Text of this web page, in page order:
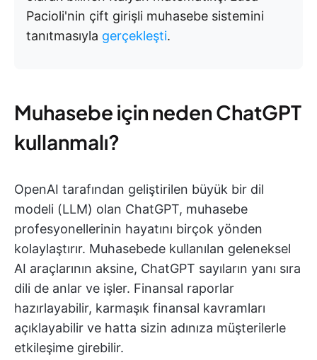
Pacioli'nin çift girişli muhasebe sistemini
tanıtmasıyla gerçekleşti.
Muhasebe için neden ChatGPT
kullanmalı?
OpenAI tarafından geliştirilen büyük bir dil
modeli (LLM) olan ChatGPT, muhasebe
profesyonellerinin hayatını birçok yönden
kolaylaştırır. Muhasebede kullanılan geleneksel
AI araçlarının aksine, ChatGPT sayıların yanı sıra
dili de anlar ve işler. Finansal raporlar
hazırlayabilir, karmaşık finansal kavramları
açıklayabilir ve hatta sizin adınıza müşterilerle
etkileşime girebilir.